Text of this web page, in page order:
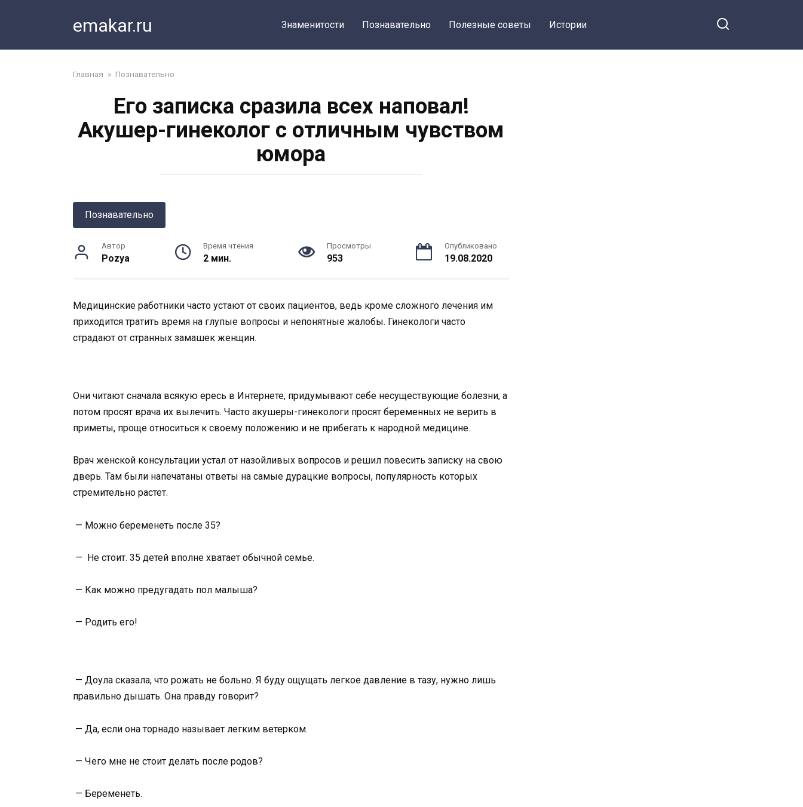
emakar.ru Знаменитости Познавательно Полезные советы Истории
Главная » Познавательно
Его записка сразила всех наповал!
Акушер-гинеколог с отличным чувством
юмора
Познавательно
Автор
Pozya
Время чтения
2 мин.
Просмотры
953
Опубликовано
19.08.2020
Медицинские работники часто устают от своих пациентов, ведь кроме сложного лечения им
приходится тратить время на глупые вопросы и непонятные жалобы. Гинекологи часто
страдают от странных замашек женщин.
Они читают сначала всякую ересь в Интернете, придумывают себе несуществующие болезни, а
потом просят врача их вылечить. Часто акушеры-гинекологи просят беременных не верить в
приметы, проще относиться к своему положению и не прибегать к народной медицине.
Врач женской консультации устал от назойливых вопросов и решил повесить записку на свою
дверь. Там были напечатаны ответы на самые дурацкие вопросы, популярность которых
стремительно растет.
— Можно беременеть после 35?
— Не стоит. 35 детей вполне хватает обычной семье.
— Как можно предугадать пол малыша?
— Родить его!
— Доула сказала, что рожать не больно. Я буду ощущать легкое давление в тазу, нужно лишь
правильно дышать. Она правду говорит?
— Да, если она торнадо называет легким ветерком.
— Чего мне не стоит делать после родов?
— Беременеть.